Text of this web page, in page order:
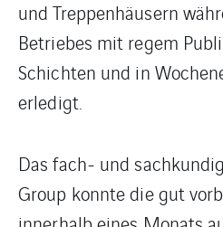
und Treppenhäusern
Betriebes mit regem
Schichten und in
erledigt.
Das fach- und
Group konnte die gut